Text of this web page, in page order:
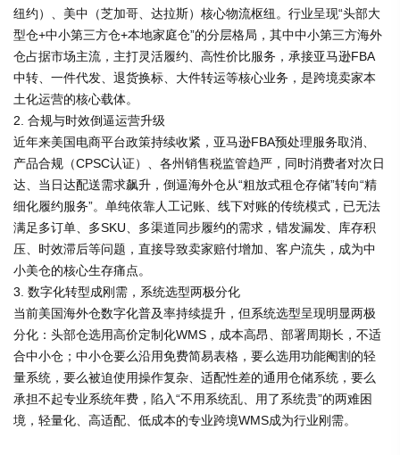
纽约）、美中（芝加哥、达拉斯）核心物流枢纽。行业呈现“头部大
型仓+中小第三方仓+本地家庭仓”的分层格局，其中中小第三方海外
仓占据市场主流，主打灵活履约、高性价比服务，承接亚马逊FBA
中转、一件代发、退货换标、大件转运等核心业务，是跨境卖家本
土化运营的核心载体。
2. 合规与时效倒逼运营升级
近年来美国电商平台政策持续收紧，亚马逊FBA预处理服务取消、
产品合规（CPSC认证）、各州销售税监管趋严，同时消费者对次日
达、当日达配送需求飙升，倒逼海外仓从“粗放式租仓存储”转向“精
细化履约服务”。单纯依靠人工记账、线下对账的传统模式，已无法
满足多订单、多SKU、多渠道同步履约的需求，错发漏发、库存积
压、时效滞后等问题，直接导致卖家赔付增加、客户流失，成为中
小美仓的核心生存痛点。
3. 数字化转型成刚需，系统选型两极分化
当前美国海外仓数字化普及率持续提升，但系统选型呈现明显两极
分化：头部仓选用高价定制化WMS，成本高昂、部署周期长，不适
合中小仓；中小仓要么沿用免费简易表格，要么选用功能阉割的轻
量系统，要么被迫使用操作复杂、适配性差的通用仓储系统，要么
承担不起专业系统年费，陷入“不用系统乱、用了系统贵”的两难困
境，轻量化、高适配、低成本的专业跨境WMS成为行业刚需。